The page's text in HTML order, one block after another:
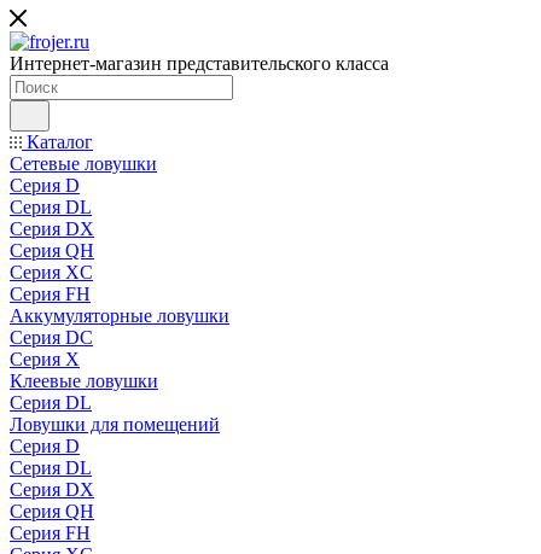
Интернет-магазин представительского класса
Каталог
Сетевые ловушки
Серия D
Серия DL
Серия DX
Серия QH
Серия XC
Серия FH
Аккумуляторные ловушки
Серия DC
Серия X
Клеевые ловушки
Серия DL
Ловушки для помещений
Серия D
Серия DL
Серия DX
Серия QH
Серия FH